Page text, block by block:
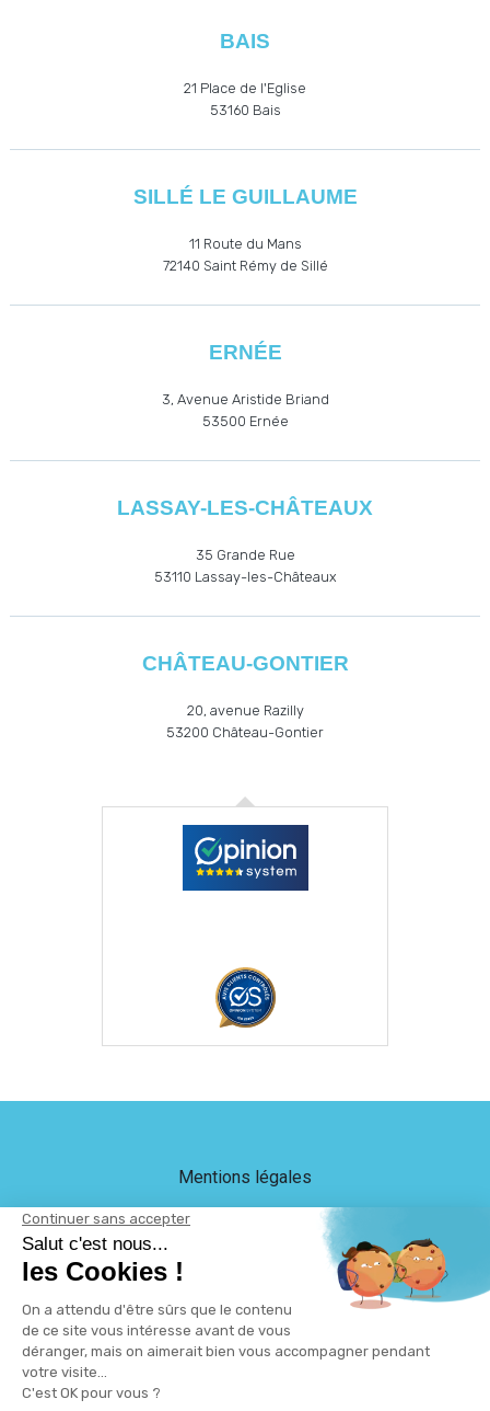
BAIS
21 Place de l'Eglise
53160 Bais
SILLÉ LE GUILLAUME
11 Route du Mans
72140 Saint Rémy de Sillé
ERNÉE
3, Avenue Aristide Briand
53500 Ernée
LASSAY-LES-CHÂTEAUX
35 Grande Rue
53110 Lassay-les-Châteaux
CHÂTEAU-GONTIER
20, avenue Razilly
53200 Château-Gontier
Mentions légales
LEB Communication